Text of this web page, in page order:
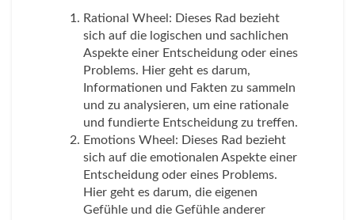
Rational Wheel: Dieses Rad bezieht
sich auf die logischen und sachlichen
Aspekte einer Entscheidung oder eines
Problems. Hier geht es darum,
Informationen und Fakten zu sammeln
und zu analysieren, um eine rationale
und fundierte Entscheidung zu treffen.
Emotions Wheel: Dieses Rad bezieht
sich auf die emotionalen Aspekte einer
Entscheidung oder eines Problems.
Hier geht es darum, die eigenen
Gefühle und die Gefühle anderer